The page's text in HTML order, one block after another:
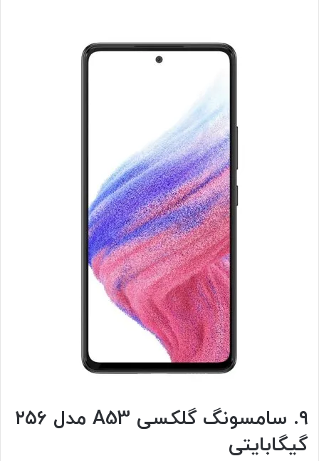
۹. سامسونگ گلکسی A53 مدل ۲۵۶
گیگابایتی